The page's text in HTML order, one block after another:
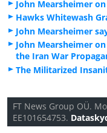
John Mearsheimer
Hawks Whitewash
John Mearsheimer
John Mearsheimer
the Iran War
The Militarized
FT News Group OÜ.
EE101654753.